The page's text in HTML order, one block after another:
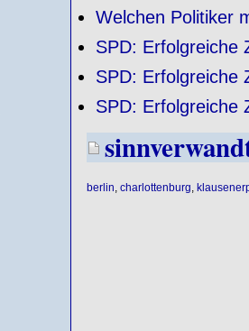
Welchen Politiker
SPD: Erfolgreiche
SPD: Erfolgreiche
SPD: Erfolgreiche
berlin charlottenburg